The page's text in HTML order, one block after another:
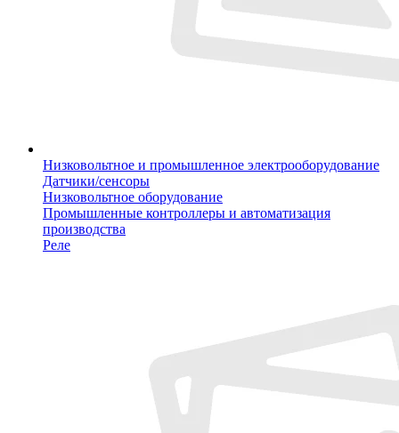
Низковольтное и промышленное электрооборудование
Датчики/сенсоры
Низковольтное оборудование
Промышленные контроллеры и автоматизация
производства
Реле